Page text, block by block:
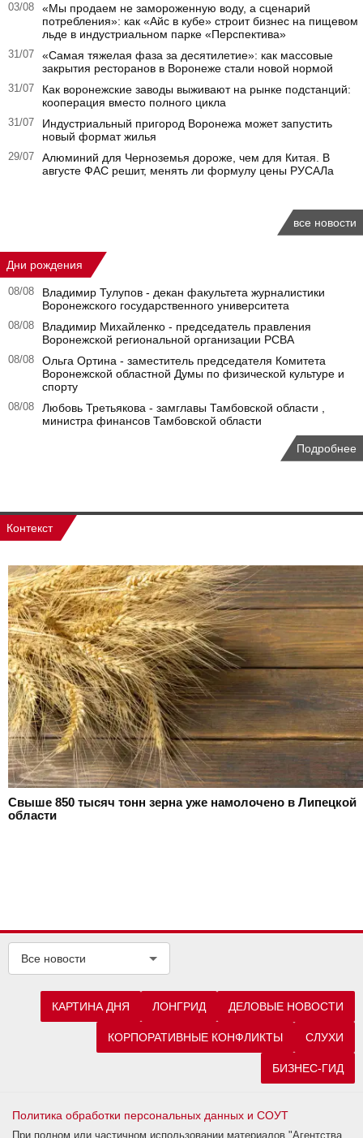
03/08
«Мы продаем не замороженную воду, а сценарий
потребления»: как «Айс в кубе» строит бизнес на пищевом
льде в индустриальном парке «Перспектива»
31/07
«Самая тяжелая фаза за десятилетие»: как массовые
закрытия ресторанов в Воронеже стали новой нормой
31/07
Как воронежские заводы выживают на рынке подстанций:
кооперация вместо полного цикла
31/07
Индустриальный пригород Воронежа может запустить
новый формат жилья
29/07
Алюминий для Черноземья дороже, чем для Китая. В
августе ФАС решит, менять ли формулу цены РУСАЛа
все новости
Дни рождения
08/08
Владимир Тулупов - декан факультета журналистики
Воронежского государственного университета
08/08
Владимир Михайленко - председатель правления
Воронежской региональной организации РСВА
08/08
Ольга Ортина - заместитель председателя Комитета
Воронежской областной Думы по физической культуре и
спорту
08/08
Любовь Третьякова - замглавы Тамбовской области ,
министра финансов Тамбовской области
Подробнее
Контекст
Свыше 850 тысяч тонн зерна уже намолочено в Липецкой
области
Все новости
КАРТИНА ДНЯ ЛОНГРИД ДЕЛОВЫЕ НОВОСТИ
КОРПОРАТИВНЫЕ КОНФЛИКТЫ СЛУХИ
БИЗНЕС-ГИД
Политика обработки персональных данных и СОУТ
При полном или частичном использовании материалов "Агентства